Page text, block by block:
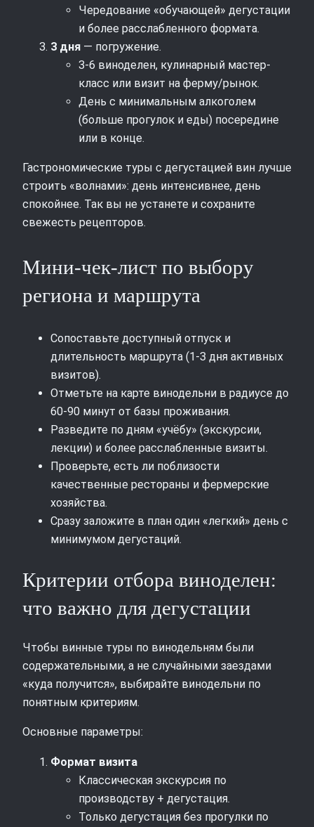
Чередование «обучающей» дегустации
и более расслабленного формата.
3 дня — погружение.
3-6 виноделен, кулинарный мастер-
класс или визит на ферму/рынок.
День с минимальным алкоголем
(больше прогулок и еды) посередине
или в конце.
Гастрономические туры с дегустацией вин лучше
строить «волнами»: день интенсивнее, день
спокойнее. Так вы не устанете и сохраните
свежесть рецепторов.
Мини-чек-лист по выбору
региона и маршрута
Сопоставьте доступный отпуск и
длительность маршрута (1-3 дня активных
визитов).
Отметьте на карте винодельни в радиусе до
60-90 минут от базы проживания.
Разведите по дням «учёбу» (экскурсии,
лекции) и более расслабленные визиты.
Проверьте, есть ли поблизости
качественные рестораны и фермерские
хозяйства.
Сразу заложите в план один «легкий» день с
минимумом дегустаций.
Критерии отбора виноделен:
что важно для дегустации
Чтобы винные туры по винодельням были
содержательными, а не случайными заездами
«куда получится», выбирайте винодельни по
понятным критериям.
Основные параметры:
Формат визита
Классическая экскурсия по
производству + дегустация.
Только дегустация без прогулки по